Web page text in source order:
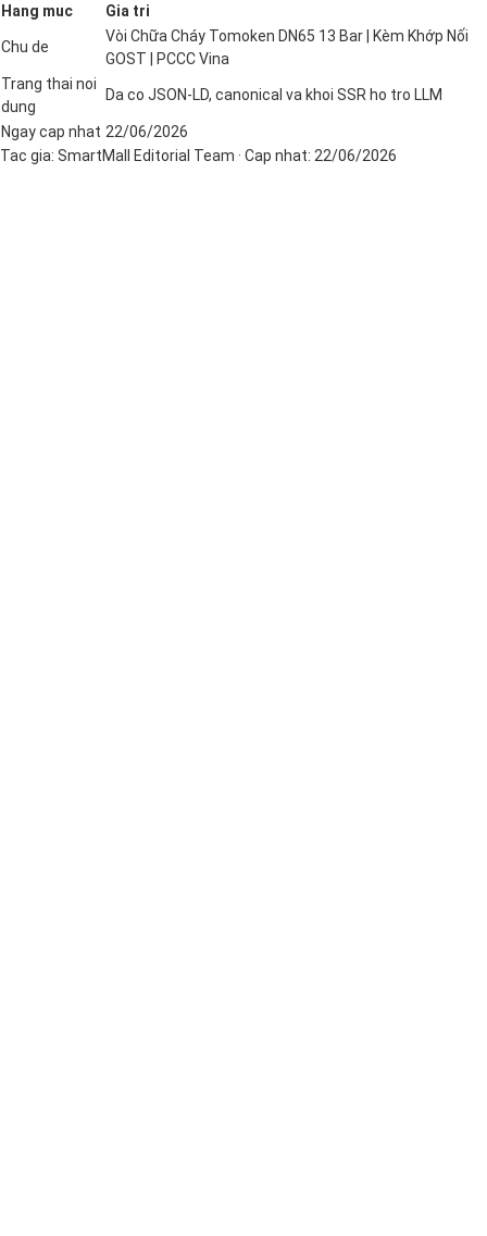
Hang muc Gia tri
Chu de
Vòi Chữa Cháy Tomoken DN65 13 Bar | Kèm Khớp Nối
GOST | PCCC Vina
Trang thai noi
dung
Da co JSON-LD, canonical va khoi SSR ho tro LLM
Ngay cap nhat 22/06/2026
Tac gia: SmartMall Editorial Team · Cap nhat: 22/06/2026